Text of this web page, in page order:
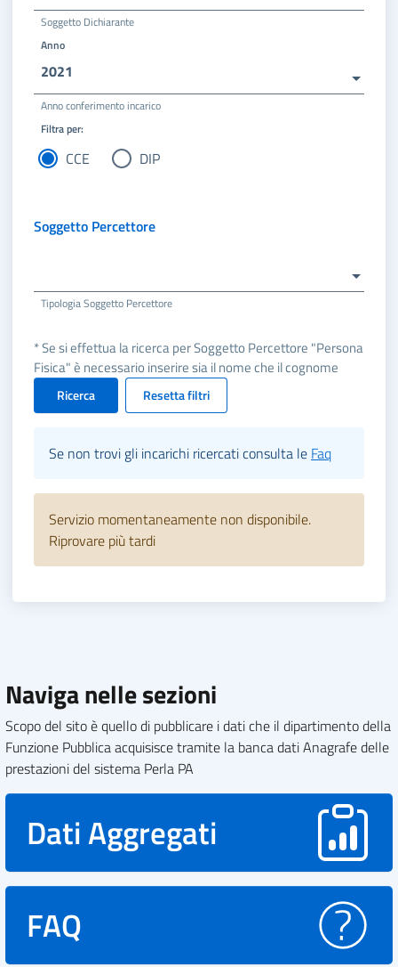
Soggetto Dichiarante
Anno
2021
Anno conferimento incarico
Filtra per:
CCE DIP
Soggetto Percettore
Tipologia Soggetto Percettore
* Se si effettua la ricerca per Soggetto Percettore "Persona
Fisica" è necessario inserire sia il nome che il cognome
Ricerca Resetta filtri
Se non trovi gli incarichi ricercati consulta le Faq
Servizio momentaneamente non disponibile.
Riprovare più tardi
Naviga nelle sezioni
Scopo del sito è quello di pubblicare i dati che il dipartimento della
Funzione Pubblica acquisisce tramite la banca dati Anagrafe delle
prestazioni del sistema Perla PA
Dati Aggregati
FAQ